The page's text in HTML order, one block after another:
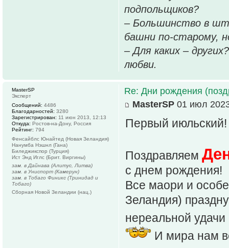
подпольщиков?
– Большинство в
башни по-старому,
– Для каких –
любви.
Re: Дни рождения
MasterSP 01 июл
Первый июльский!
Поздравляем
с днем рождения!
Все маори и
Зеландия)
нереальной
И мира нам
MasterSP
Эксперт
Сообщений: 4486
Благодарностей: 3280
Зарегистрирован: 11 июн 2013, 12:13
Откуда: Ростов-на-Дону, Россия
Рейтинг: 794
Фенсайблс Юнайтед (Новая Зеландия)
Нанумба Нэшнл (Гана)
Биледжикспор (Турция)
Ист Энд Иглс (Брит. Виргины)
зам. в Дайнава (Алитус, Литва)
зам. в Униспорт (Камерун)
зам. в Тобаго Финикс (Тринидад и
Тобаго)
Сборная Новой Зеландии (нац.)